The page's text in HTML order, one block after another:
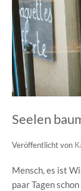
Seelen
Veröffentlicht von
Mensch, es ist
paar Tagen